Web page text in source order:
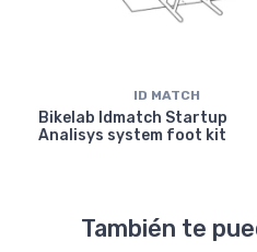
ID MATCH
Bikelab Idmatch Startup
Analisys system foot kit
También te